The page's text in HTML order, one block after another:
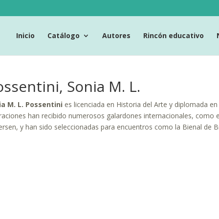
Inicio Catálogo Autores Rincón educativo
Sonia M. L.
M. L. Possentini es licenciada en Historia del Arte y diplomada
han recibido numerosos galardones internacionales, como
y han sido seleccionadas para encuentros como la Bienal de